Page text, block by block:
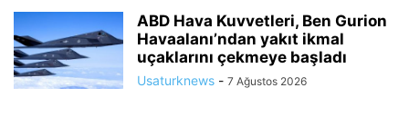
ABD Hava Kuvvetleri, Ben Gurion
Havaalanı’ndan yakıt ikmal
uçaklarını çekmeye başladı
Usaturknews - 7 Ağustos 2026